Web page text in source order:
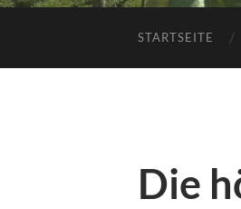
STARTSEITE
Die